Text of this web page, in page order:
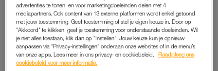
Volgens Strom maakt elke dermatoloog een stop bij de
apotheker voor deze zonnebrandcrème speciaal voor het
gezicht: De La Roche-Posay Anthelios UVMUNE 400+ Anti-
Dark Spots Fluid SPF50+.
Wat deze volgens hem zo goed maakt, is dat de
advertenties te tonen, en voor marketingdoeleinden delen met 4
mediapartners. Ook content van 13 externe platformen wordt enkel getoond
met jouw toestemming. Geef toestemming of stel je eigen keuze in. Door op
"Akkoord" te klikken, geef je toestemming voor onderstaande doeleinden. Wil
je niet alles toestaan, klik dan op “Instellen”. Jouw keuze kun je opnieuw
aanpassen via “Privacy-instellingen” onderaan onze websites of in de menu’s
van onze apps. Lees meer in ons privacy- en cookiebeleid.
Raadpleeg ons
cookiebeleid voor meer informatie.